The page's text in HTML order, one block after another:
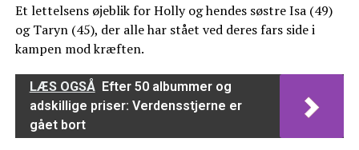
Et lettelsens øjeblik for Holly og hendes søstre Isa (49)
og Taryn (45), der alle har stået ved deres fars side i
kampen mod kræften.
LÆS OGSÅ Efter 50 albummer og
adskillige priser: Verdensstjerne er
gået bort